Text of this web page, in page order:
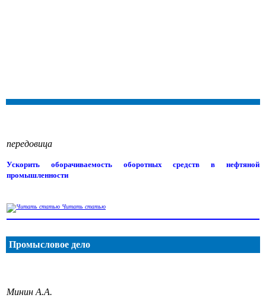
передовица
Ускорить оборачиваемость оборотных средств в нефтяной
промышленности
Читать статью
Промысловое дело
Минин А.А.